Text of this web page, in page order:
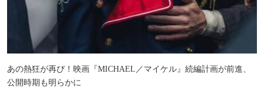
あの熱狂が再び！映画『MICHAEL／マイケル』続編計画が前進、
公開時期も明らかに